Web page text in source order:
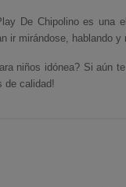
De Chipolinoes una
ir mirándose, hablando y
niños idónea? Si aún
de calidad!